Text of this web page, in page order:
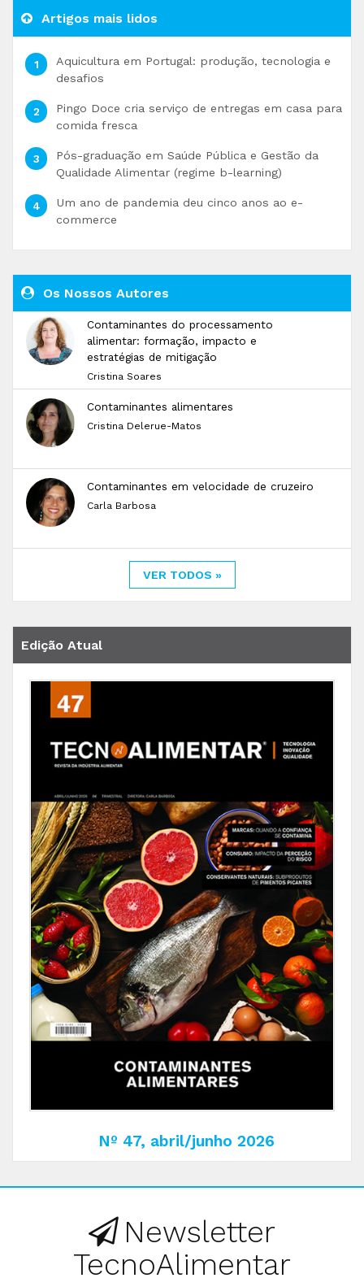
Artigos mais lidos
Aquicultura em Portugal: produção, tecnologia e
desafios
Pingo Doce cria serviço de entregas em casa para
comida fresca
Pós-graduação em Saúde Pública e Gestão da
Qualidade Alimentar (regime b-learning)
Um ano de pandemia deu cinco anos ao e-
commerce
Os Nossos Autores
Contaminantes do processamento
alimentar: formação, impacto e
estratégias de mitigação
Cristina Soares
Contaminantes alimentares
Cristina Delerue-Matos
Contaminantes em velocidade de cruzeiro
Carla Barbosa
VER TODOS »
Edição Atual
Nº 47, abril/junho 2026
Newsletter
TecnoAlimentar